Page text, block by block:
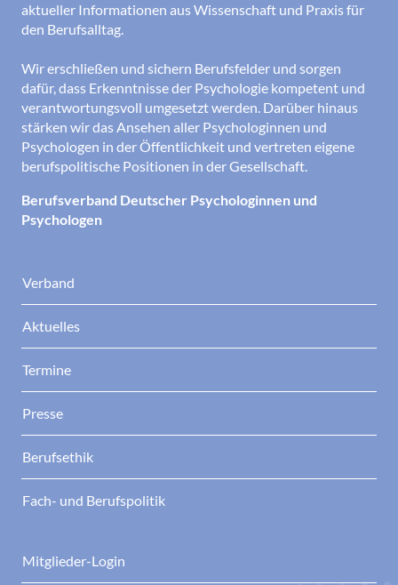
aktueller Informationen aus Wissenschaft und Praxis für
den Berufsalltag.
Wir erschließen und sichern Berufsfelder und sorgen
dafür, dass Erkenntnisse der Psychologie kompetent und
verantwortungsvoll umgesetzt werden. Darüber hinaus
stärken wir das Ansehen aller Psychologinnen und
Psychologen in der Öffentlichkeit und vertreten eigene
berufspolitische Positionen in der Gesellschaft.
Berufsverband Deutscher Psychologinnen und
Psychologen
Verband
Aktuelles
Termine
Presse
Berufsethik
Fach- und Berufspolitik
Mitglieder-Login